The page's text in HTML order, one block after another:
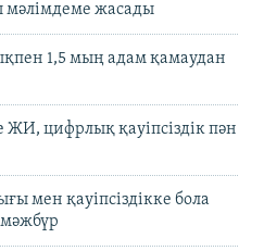
жасады
1,5 мың адам қамаудан
ЖИ, цифрлық қауіпсіздік пән
мен қауіпсіздікке бола
мәжбүр